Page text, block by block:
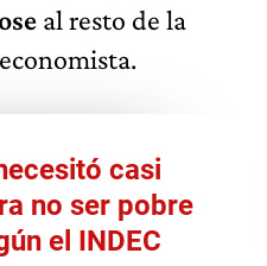
al resto de la
casi
no ser pobre
el INDEC